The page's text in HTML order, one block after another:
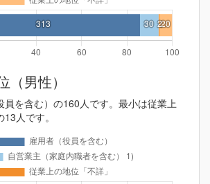
（男性）
員を含む）の160人です。最小は従業上
人です。